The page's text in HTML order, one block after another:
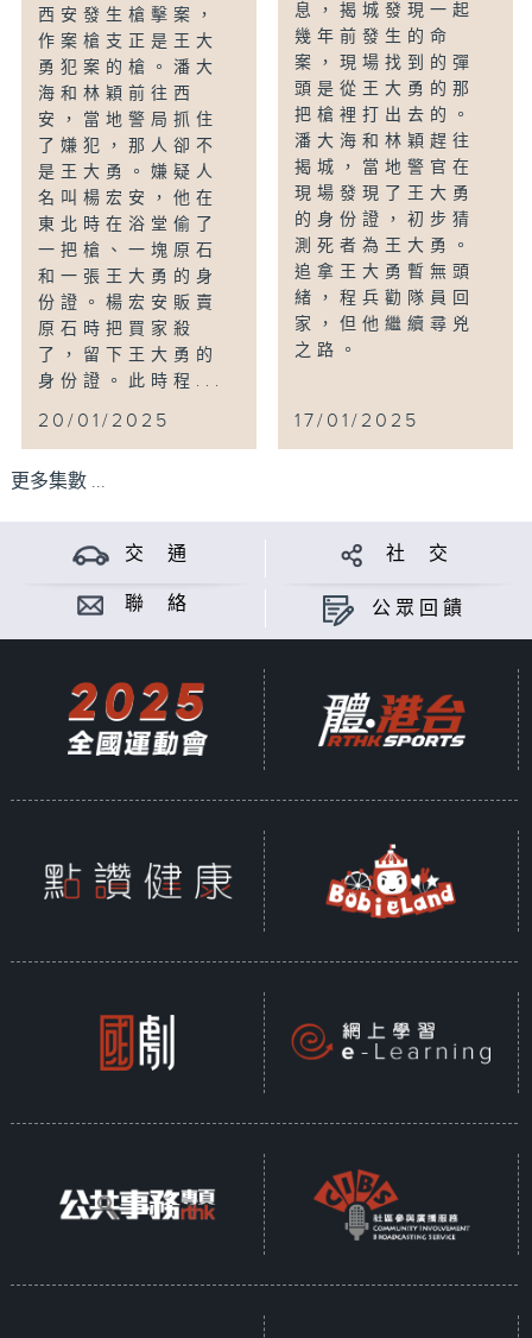
西安發生槍擊案，
作案槍支正是王大
勇犯案的槍。潘大
海和林穎前往西
安，當地警局抓住
了嫌犯，那人卻不
是王大勇。嫌疑人
名叫楊宏安，他在
東北時在浴堂偷了
一把槍、一塊原石
和一張王大勇的身
份證。楊宏安販賣
原石時把買家殺
了，留下王大勇的
身份證。此時程...
20/01/2025
息，揭城發現一起
幾年前發生的命
案，現場找到的彈
頭是從王大勇的那
把槍裡打出去的。
潘大海和林穎趕往
揭城，當地警官在
現場發現了王大勇
的身份證，初步猜
測死者為王大勇。
追拿王大勇暫無頭
緒，程兵勸隊員回
家，但他繼續尋兇
之路。
17/01/2025
更多集數 ...
交 通 社 交
聯 絡 公眾回饋